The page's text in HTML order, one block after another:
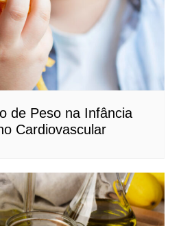
de Peso na Infância
Cardiovascular